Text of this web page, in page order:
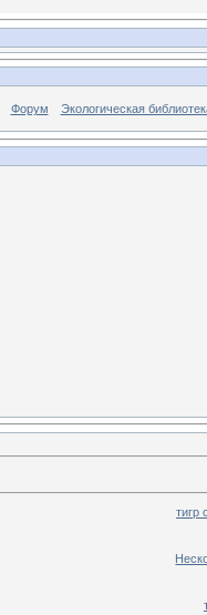
Форум Экологическая
тигр